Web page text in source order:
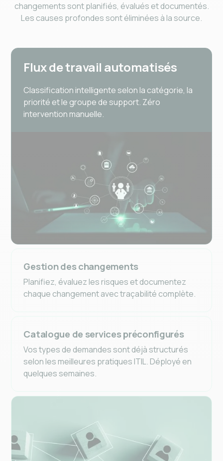
changements sont planifiés, évalués et documentés.
Les causes profondes sont éliminées à la source.
Flux de travail automatisés
Classification intelligente selon la catégorie, la
priorité et le groupe de support. Zéro
intervention manuelle.
Gestion des changements
Planifiez, évaluez les risques et documentez
chaque changement avec traçabilité complète.
Catalogue de services préconfigurés
Vos types de demandes sont déjà structurés
selon les meilleures pratiques ITIL. Déployé en
quelques semaines.